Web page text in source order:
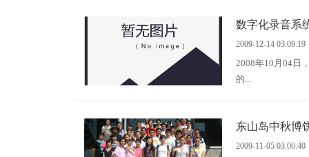
数字化录音系
2009-12-14 03:09:19
2008年10月04日
的...
东山岛中秋博
2009-11-05 03:06:40